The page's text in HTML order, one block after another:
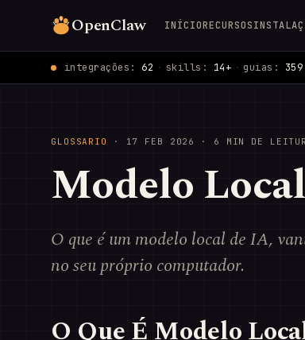
OpenClaw INÍCIORECURSOS
integrações: 62 · skills: 14+ · guias: 359
GLOSSARIO · 17 FEB 2026 · 6 MIN DE
Modelo Local
O que é um modelo local de IA,
no seu próprio computador.
O Que É Modelo